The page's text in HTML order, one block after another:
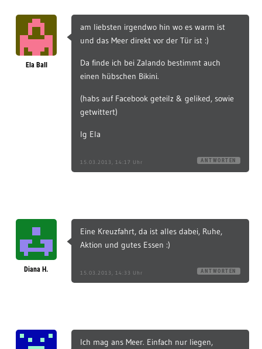
Ela Ball
am liebsten irgendwo hin wo es warm ist
und das Meer direkt vor der Tür ist :)
Da finde ich bei Zalando bestimmt auch
einen hübschen Bikini.
(habs auf Facebook geteilz & geliked, sowie
getwittert)
lg Ela
15.03.2013, 14:17 Uhr ANTWORTEN
Diana H.
Eine Kreuzfahrt, da ist alles dabei, Ruhe,
Aktion und gutes Essen :)
15.03.2013, 14:33 Uhr ANTWORTEN
Ich mag ans Meer. Einfach nur liegen,